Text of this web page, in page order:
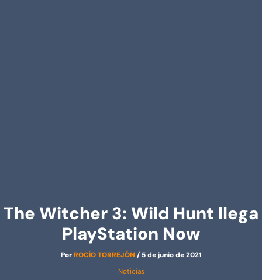
The Witcher 3: Wild Hunt llega
PlayStation Now
PorROCÍO TORREJÓN / 5 de junio de 2021
Noticias